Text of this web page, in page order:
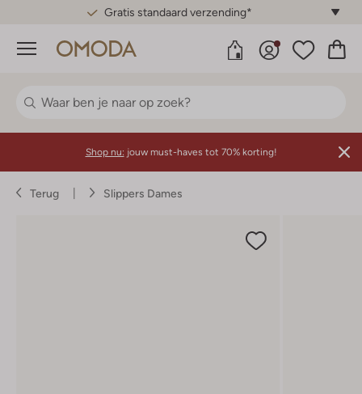
Gratis standaard verzending*
Menu
Shop nu: jouw must-haves tot 70% korting!
Terug Slippers Dames